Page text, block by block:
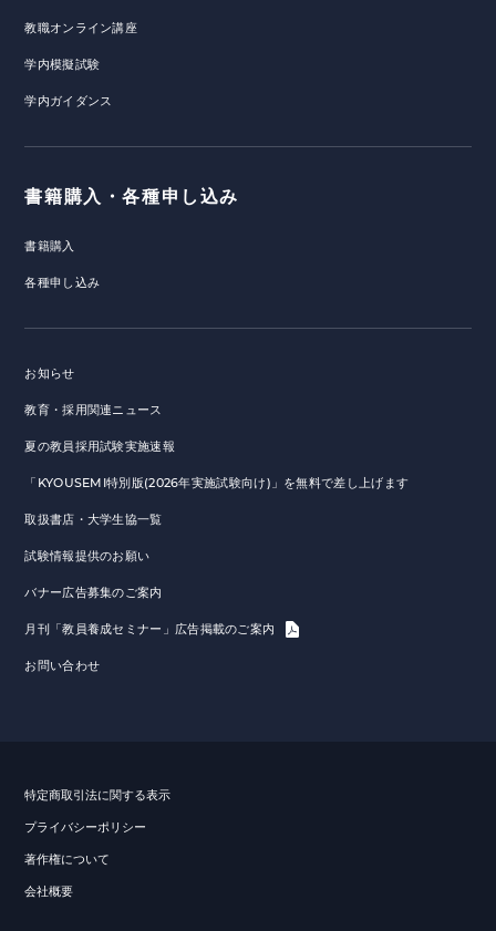
教職オンライン講座
学内模擬試験
学内ガイダンス
書籍購入・各種申し込み
書籍購入
各種申し込み
お知らせ
教育・採用関連ニュース
夏の教員採用試験実施速報
「KYOUSEMI特別版(2026年実施試験向け)」を無料で差し上げます
取扱書店・大学生協一覧
試験情報提供のお願い
バナー広告募集のご案内
月刊「教員養成セミナー」広告掲載のご案内
お問い合わせ
特定商取引法に関する表示
プライバシーポリシー
著作権について
会社概要